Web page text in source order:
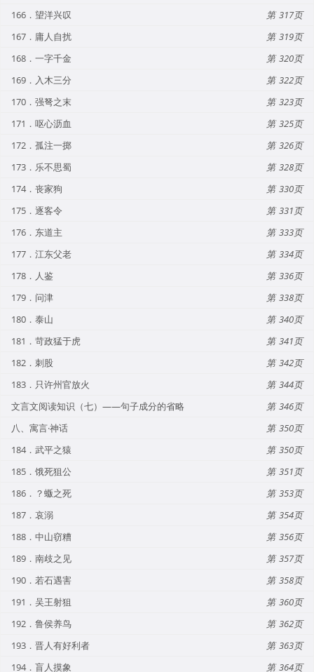
166．望洋兴叹
317
167．庸人自扰
319
168．一字千金
320
169．入木三分
322
170．强弩之末
323
171．呕心沥血
325
172．孤注一掷
326
173．乐不思蜀
328
174．丧家狗
330
175．逐客令
331
176．东道主
333
177．江东父老
334
178．人鉴
336
179．问津
338
180．泰山
340
181．苛政猛于虎
341
182．刺股
342
183．只许州官放火
344
文言文阅读知识（七）——句子成分的省略
346
八、寓言·神话
350
184．武平之猿
350
185．饿死狙公
351
186．？蝂之死
353
187．哀溺
354
188．中山窃糟
356
189．南歧之见
357
190．若石遇害
358
191．吴王射狙
360
192．鲁侯养鸟
362
193．晋人有好利者
363
194．盲人摸象
364